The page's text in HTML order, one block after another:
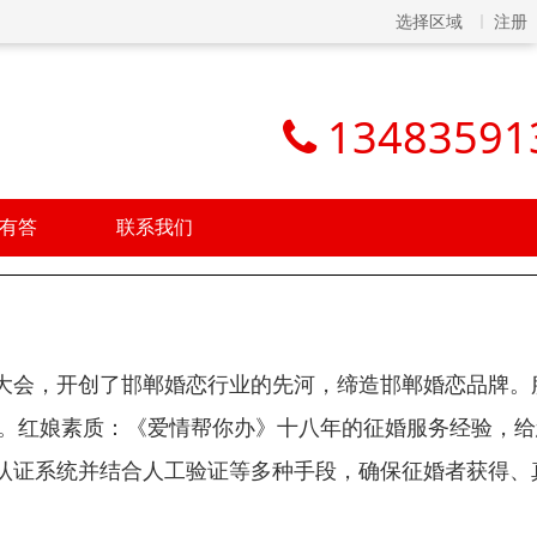
选择区域 注册
答 联系我们
，开创了邯郸婚恋行业的先河，缔造邯郸婚恋品牌。
娘素质：《爱情帮你办》十八年的征婚服务经验，
系统并结合人工验证等多种手段，确保征婚者获得、